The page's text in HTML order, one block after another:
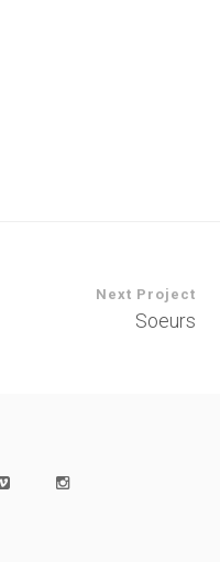
Next Project
Soeurs